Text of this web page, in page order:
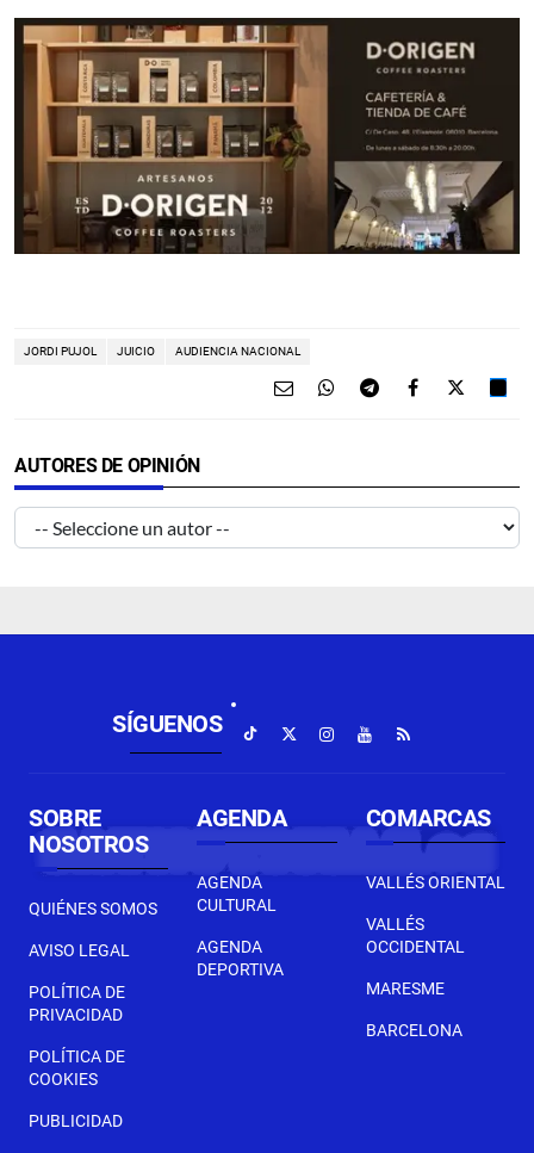
JORDI PUJOL JUICIO AUDIENCIA NACIONAL
AUTORES DE OPINIÓN
SÍGUENOS
SOBRE
NOSOTROS
QUIÉNES SOMOS
AVISO LEGAL
POLÍTICA DE
PRIVACIDAD
POLÍTICA DE
COOKIES
PUBLICIDAD
AGENDA
AGENDA
CULTURAL
AGENDA
DEPORTIVA
COMARCAS
VALLÉS ORIENTAL
VALLÉS
OCCIDENTAL
MARESME
BARCELONA